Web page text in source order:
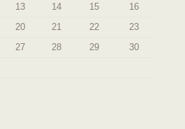
13 14 15
16
20 21 22
23
27 28 29
30